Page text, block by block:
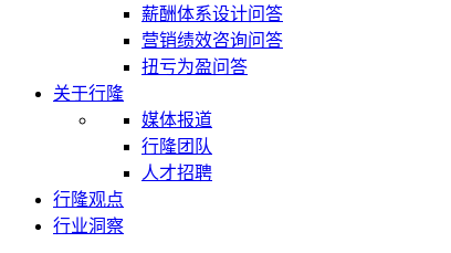
薪酬体系设计问答
营销绩效咨询问答
扭亏为盈问答
关于行隆
媒体报道
行隆团队
人才招聘
行隆观点
行业洞察